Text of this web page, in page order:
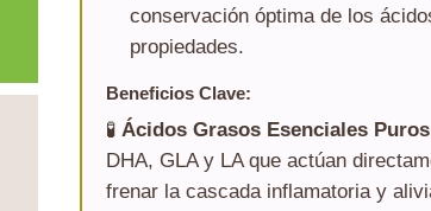
conservación óptima de los
propiedades.
Beneficios Clave:
🧪 Ácidos Grasos Esenciales
DHA, GLA y LA que actúan
frenar la cascada inflamatoria y